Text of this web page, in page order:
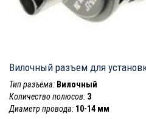
Вилочный разъем для
Тип разъёма: Вилочный
Количество полюсов: 3
Диаметр провода: 10-14 мм